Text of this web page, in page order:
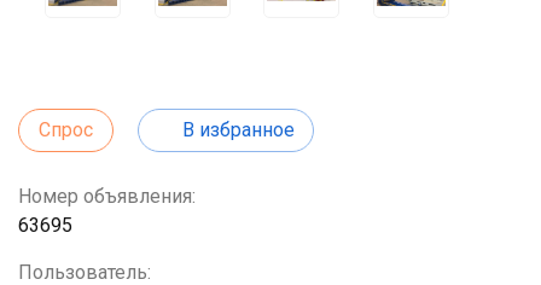
Спрос В избранное
Номер объявления:
63695
Пользователь: